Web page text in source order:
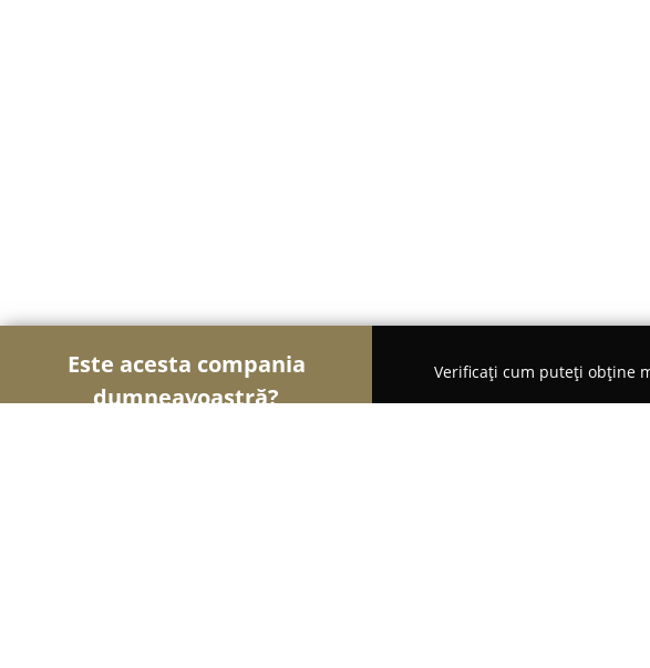
Este acesta compania
dumneavoastră?
Verificați cum puteți obține